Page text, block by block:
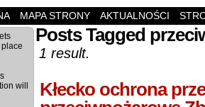
MAPA STRONY AKTUALNOŚCI
will
Posts Tagged
1 result.
Kłecko ochrona